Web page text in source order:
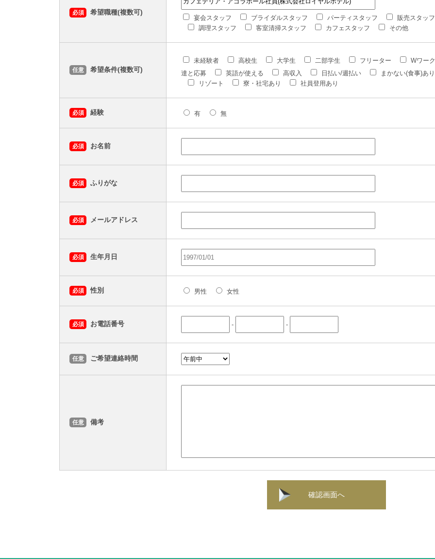
必須 希望職種(複数可)
宴会スタッフ ブライダルスタッフ パーティスタッフ 販売スタッフ
調理スタッフ
客室清掃スタッフ カフェスタッフ その他
任意 希望条件(複数可)
未経験者 高校生 大学生 二部学生 フリーター Wワーク
達と応募
英語が使える 高収入 日払い/週払い まかない(食事)あり
リゾート
寮・社宅あり 社員登用あり
必須 経験 有 無
必須 お名前
必須 ふりがな
必須 メールアドレス
必須 生年月日
必須 性別 男性 女性
必須 お電話番号 - -
任意 ご希望連絡時間
任意 備考
確認画面へ